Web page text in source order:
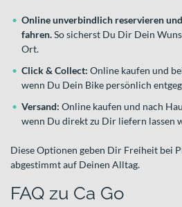
Online unverbindlich reservieren
fahren.So sicherst Du Dir Dein
Ort.
Click & Collect: Online kaufen und
wenn Du Dein Bike persönlich
Versand: Online kaufen und nach
wenn Du direkt zu Dir liefern lassen
Diese Optionen geben Dir Freiheit bei
abgestimmt auf Deinen Alltag.
FAQ zu Ca Go